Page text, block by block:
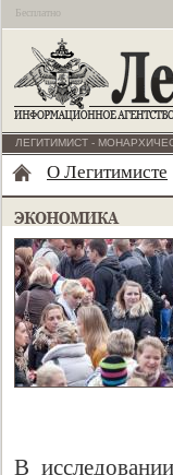
Бесплатно
ЛЕГИТИМИСТ -
О Легитимисте
В